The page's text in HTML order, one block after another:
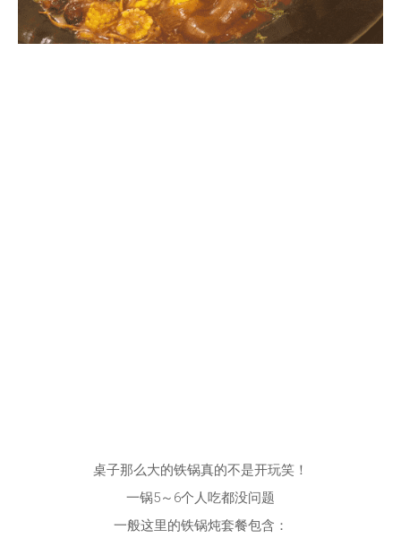
桌子那么大的铁锅真的不是开玩笑！
一锅5～6个人吃都没问题
一般这里的铁锅炖套餐包含：